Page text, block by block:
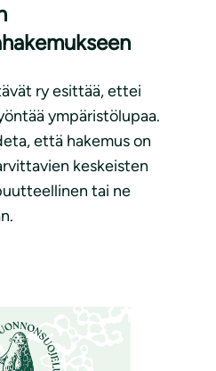
ry esittää, ettei
ympäristölupaa.
että hakemus on
keskeisten
tai ne